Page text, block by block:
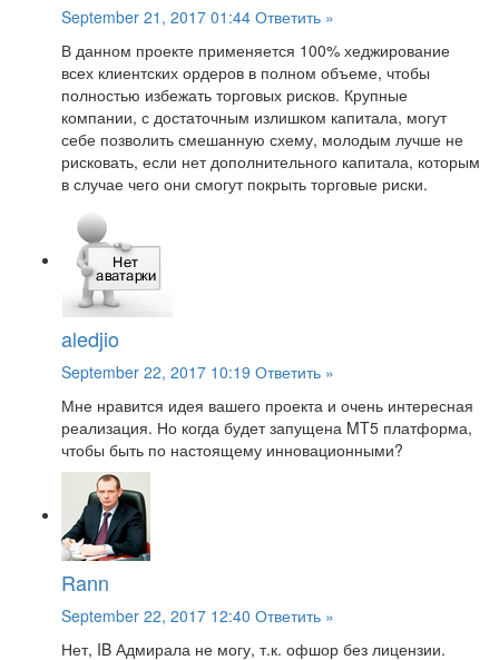
September 21, 2017 01:44 Ответить »
В данном проекте применяется 100% хеджирование
всех клиентских ордеров в полном объеме, чтобы
полностью избежать торговых рисков. Крупные
компании, с достаточным излишком капитала, могут
себе позволить смешанную схему, молодым лучше не
рисковать, если нет дополнительного капитала, которым
в случае чего они смогут покрыть торговые риски.
aledjio
September 22, 2017 10:19 Ответить »
Мне нравится идея вашего проекта и очень интересная
реализация. Но когда будет запущена MT5 платформа,
чтобы быть по настоящему инновационными?
Rann
September 22, 2017 12:40 Ответить »
Нет, IB Адмирала не могу, т.к. офшор без лицензии.